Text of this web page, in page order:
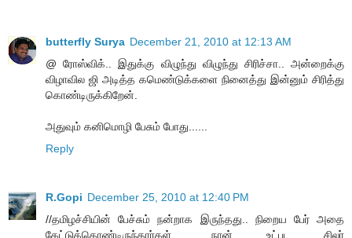
butterfly Surya December 21, 2010 at 12:13 AM
@ ரோஸ்விக்.. இதுக்கு விழுந்து விழுந்து சிரிச்சா.. அன்றைக்கு
விழாவில ஜி அடித்த கமெண்டுக்களை நினைத்து இன்னும் சிரித்து
கொண்டிருக்கிறேன்.
அதுவும் கனிமொழி பேசும் போது......
Reply
R.Gopi December 25, 2010 at 12:40 PM
//தமிழச்சியின் பேச்சும் நன்றாக இருந்தது.. நிறைய பேர் அதை
கேட்டுக்கொண்டிருந்தார்கள்.. நான் உட்பட சிலர்